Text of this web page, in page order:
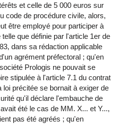
et celle de 5 000 euros sur
code de procédure civile, alors,
être employé pour participer à
que définie par l'article 1er de
dans sa rédaction applicable
agrément préfectoral ; qu'en
Prologis ne pouvait se
stipulée à l'article 7.1 du contrat
loi précitée se bornait à exiger de
qu'il déclare l'embauche de
été le cas de MM. X... et Y...,
pas été agréés ; qu'en